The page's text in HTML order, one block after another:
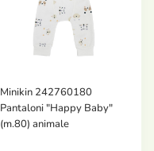
Minikin 242760180
Pantaloni "Happy Baby"
(m.80) animale